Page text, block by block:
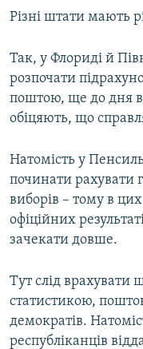
Різні штати мають
Так, у Флориді й
розпочати
поштою, ще до дня
обіцяють, що
Натомість у
починати рахувати
виборів – тому в
офіційних
зачекати довше.
Тут слід врахувати
статистикою,
демократів.
республіканців